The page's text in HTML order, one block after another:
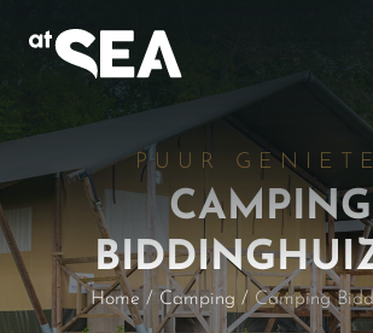
PUUR
CAMPING
Home / Camping / Camping